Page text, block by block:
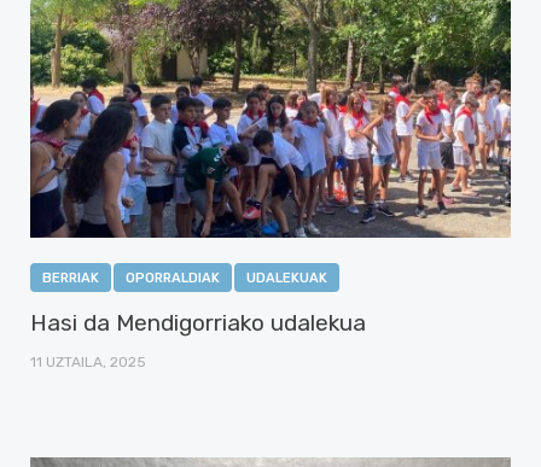
BERRIAK OPORRALDIAK UDALEKUAK
Hasi da Mendigorriako udalekua
11 UZTAILA, 2025